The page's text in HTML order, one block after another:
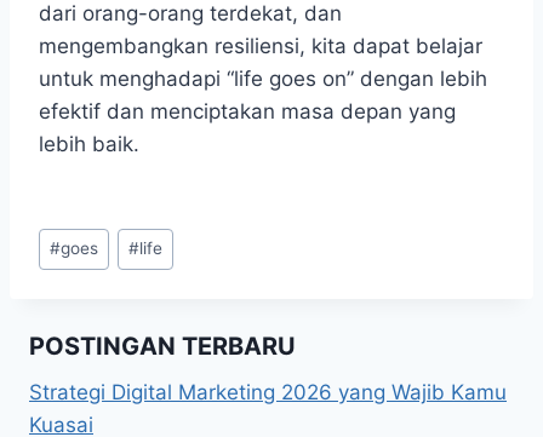
dari orang-orang terdekat, dan
mengembangkan resiliensi, kita dapat belajar
untuk menghadapi “life goes on” dengan lebih
efektif dan menciptakan masa depan yang
lebih baik.
Post
Tags:
#goes #life
POSTINGAN TERBARU
Strategi Digital Marketing 2026 yang Wajib Kamu
Kuasai